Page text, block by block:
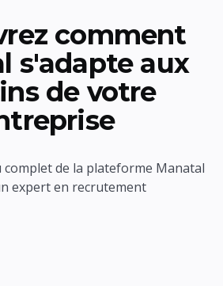
comment
s'adapte aux
de votre
de la plateforme Manatal
expert en recrutement